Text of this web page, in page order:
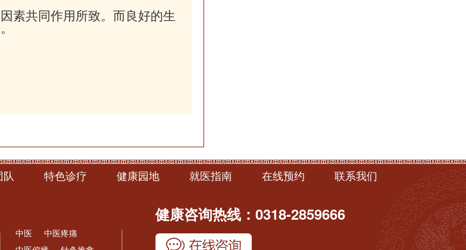
素共同作用所致。而良好的生
特色诊疗 健康园地 就医指南 在线预约 联系我们
中医
中医疼痛
健康咨询热线：0318-2859666